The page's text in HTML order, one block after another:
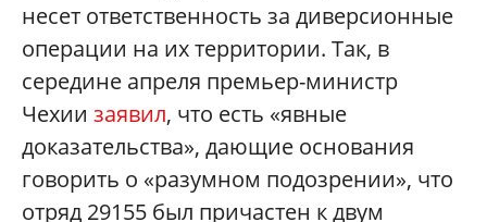
несет ответственность за диверсионные
операции на их территории. Так, в
середине апреля премьер-министр
Чехии заявил, что есть «явные
доказательства», дающие основания
говорить о «разумном подозрении», что
отряд 29155 был причастен к двум